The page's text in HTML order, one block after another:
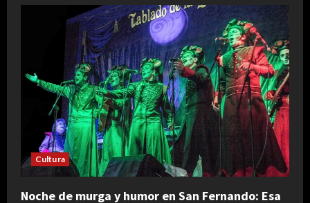
Cultura
Noche de murga y humor en San Fernando: Esa